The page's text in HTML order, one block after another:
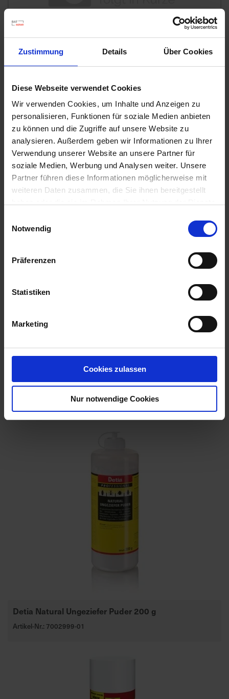
Zustimmung Details Über Cookies
Diese Webseite verwendet Cookies
Wir verwenden Cookies, um Inhalte und Anzeigen zu
personalisieren, Funktionen für soziale Medien anbieten
zu können und die Zugriffe auf unsere Website zu
analysieren. Außerdem geben wir Informationen zu Ihrer
Verwendung unserer Website an unsere Partner für
soziale Medien, Werbung und Analysen weiter. Unsere
Partner führen diese Informationen möglicherweise mit
weiteren Daten zusammen, die Sie ihnen bereitgestellt
Notwendig
Präferenzen
Statistiken
Marketing
Cookies zulassen
Nur notwendige Cookies
Permanent WespenTURBOSpray
Artikel-Nr.: 7000616-02-cfg
Ähnliche Produkte
Detia Natural Ungeziefer Puder 200 g
Artikel-Nr.: 7002999-01